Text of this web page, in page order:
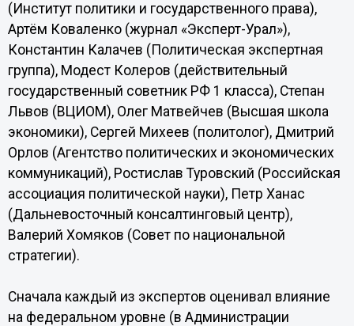
(Институт политики и государственного права),
Артём Коваленко (журнал «Эксперт-Урал»),
Константин Калачев (Политическая экспертная
группа), Модест Колеров (действительный
государственный советник РФ 1 класса), Степан
Львов (ВЦИОМ), Олег Матвейчев (Высшая школа
экономики), Сергей Михеев (политолог), Дмитрий
Орлов (Агентство политических и экономических
коммуникаций), Ростислав Туровский (Российская
ассоциация политической науки), Петр Ханас
(Дальневосточный консалтинговый центр),
Валерий Хомяков (Совет по национальной
стратегии).
Сначала каждый из экспертов оценивал влияние
на федеральном уровне (в Администрации